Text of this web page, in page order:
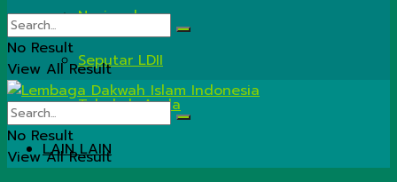
Nasional
Seputar LDII
Tahukah Anda
LAIN LAIN
No Result
View All Result
No Result
View All Result